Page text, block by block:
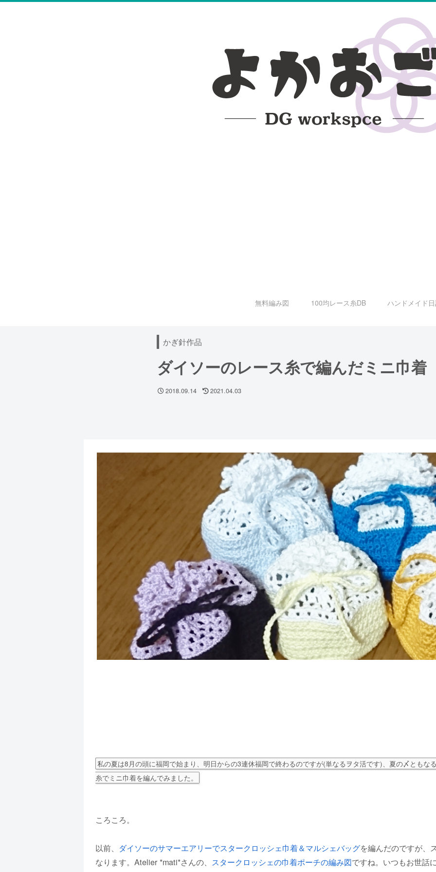
無料編み図 100均レース糸DB ハンドメイド
かぎ針作品
ダイソーのレース糸で編んだミニ巾着
2018.09.14 2021.04.03
私の夏は8月の頭に福岡で始まり、明日からの3連休福岡で終わるのですが(単なるヲタ活です)、夏の〆ともな
糸でミニ巾着を編んでみました。
ころころ。
以前、 ダイソーのサマーエアリーでスタークロッシェ巾着＆マルシェバッグを編んだのですが、
なります。Atelier *mati*さんの、 スタークロッシェの巾着ポーチの編み図ですね。いつもお世話